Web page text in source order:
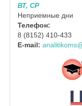
ВТ, СР
Неприемные дни
Телефон:
8 (8152) 410-433
E-mail: